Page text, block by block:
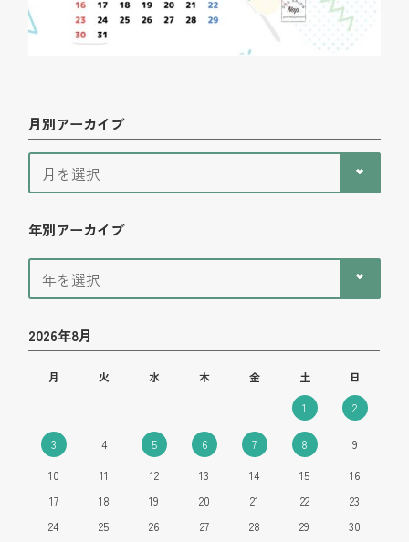
月別アーカイブ
年別アーカイブ
2026年8月
月 火 水 木 金 土 日
1 2
3 4 5 6 7 8
9
10
11 12 13 14 15
16
17
18 19 20 21 22
23
24
25 26 27 28 29
30